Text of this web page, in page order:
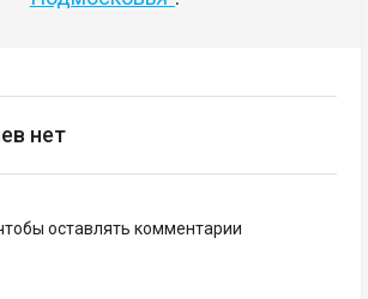
нет
оставлять комментарии